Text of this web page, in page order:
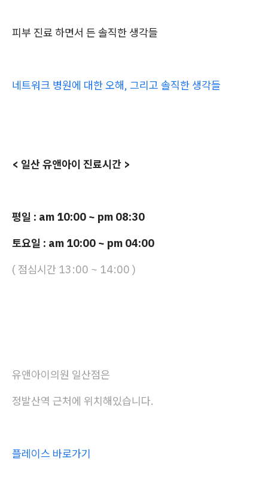
피부 진료 하면서 든 솔직한 생각들
네트워크 병원에 대한 오해, 그리고 솔직한 생각들
< 일산 유앤아이 진료시간 >
평일 : am 10:00 ~ pm 08:30
토요일 : am 10:00 ~ pm 04:00
( 점심시간 13:00 ~ 14:00 )
유앤아이의원 일산점은
정발산역 근처에 위치해있습니다.
플레이스 바로가기